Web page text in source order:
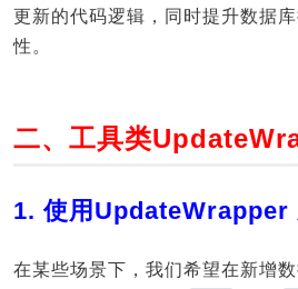
更新的代码逻辑，同时提升数据
性。
二、工具类
1. 使用UpdateWrapper
在某些场景下，我们希望在新增